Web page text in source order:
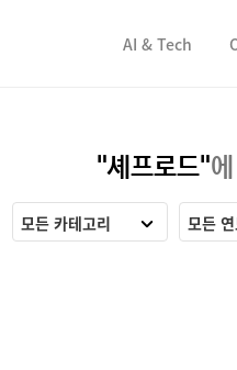
AI & Tech
"셰프로드"
모든 카테고리 모든